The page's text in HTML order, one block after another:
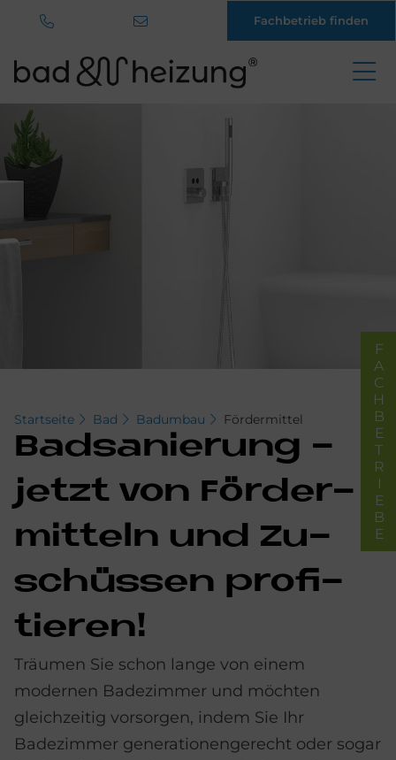
Direkt
zum
Inhalt
Fachbetrieb finden
Startseite Bad Badumbau Fördermittel
Bad­sa­nie­rung -
jet­zt von För­der­
mit­teln und Zu­
schüs­sen pro­fi­
tie­ren!
Träumen Sie schon lange von einem
modernen Badezimmer und möchten
gleichzeitig vorsorgen, indem Sie Ihr
Badezimmer generationengerecht oder sogar
FACHBETRIEBE